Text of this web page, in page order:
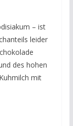
– ist
leider
des hohen
mit